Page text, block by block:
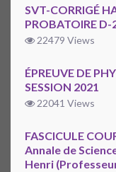
SVT-CORRIGÉ
PROBATOIRE D-
22479 Views
ÉPREUVE DE
SESSION 2021
22041 Views
FASCICULE
Annale de
Henri